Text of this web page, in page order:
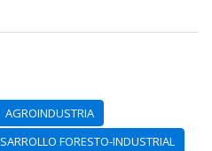
AGROINDUSTRIA
FORESTO-INDUSTRIAL